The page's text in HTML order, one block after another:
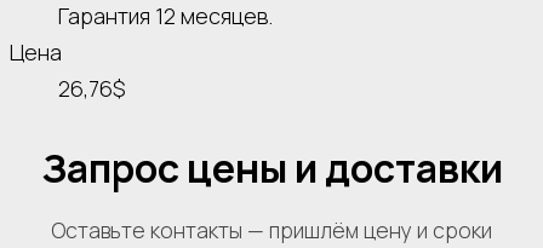
Гарантия 12 месяцев.
Цена
26,76$
Запрос цены и доставки
Оставьте контакты — пришлём цену и сроки